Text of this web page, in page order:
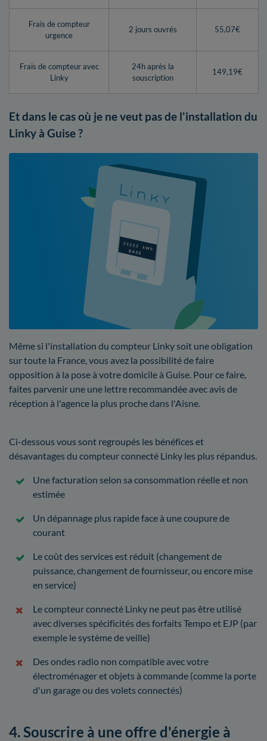
Frais de compteur
urgence
2 jours ouvrés 55,07€
Frais de compteur avec
Linky
24h après la
souscription
149,19€
Et dans le cas où je ne veut pas de l'installation du
Linky à Guise ?
Même si l'installation du compteur Linky soit une obligation
sur toute la France, vous avez la possibilité de faire
opposition à la pose à votre domicile à Guise. Pour ce faire,
faites parvenir une une lettre recommandée avec avis de
réception à l'agence la plus proche dans l'Aisne.
Ci-dessous vous sont regroupés les bénéfices et
désavantages du compteur connecté Linky les plus répandus.
Une facturation selon sa consommation réelle et non
estimée
Un dépannage plus rapide face à une coupure de
courant
Le coût des services est réduit (changement de
puissance, changement de fournisseur, ou encore mise
en service)
Le compteur connecté Linky ne peut pas être utilisé
avec diverses spécificités des forfaits Tempo et EJP (par
exemple le système de veille)
Des ondes radio non compatible avec votre
électroménager et objets à commande (comme la porte
d'un garage ou des volets connectés)
4. Souscrire à une offre d'énergie à